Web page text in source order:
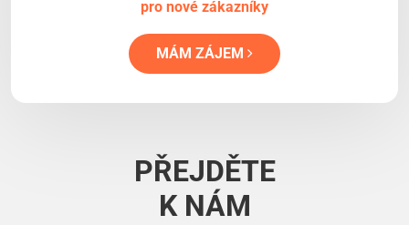
pro nové zákazníky
MÁM ZÁJEM
PŘEJDĚTE
K NÁM